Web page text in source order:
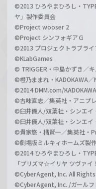
©2013 ひろやまひろし・
ヤ」製作委員会
©Project wooser 2
©Project シンフォギアＧ
©2013 プロジェクトラブライ
©KLabGames
© TRIGGER・中島かずき／
©橙乃ままれ・KADOKAWA／
©2014 DMM.com/
©古味直志／集英社・アニプ
©臼井儀人/双葉社・シンエイ
©臼井儀人/双葉社・シンエイ
©貴家悠・橘賢一／集英社・
©劇場版ミルキィホームズ製
©2014 ひろやまひろし・
「プリズマ☆イリヤ ツヴァイ
©CyberAgent, Inc. All
©CyberAgent, Inc. /ガールフ